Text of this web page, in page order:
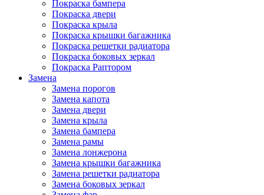
Покраска бампера
Покраска двери
Покраска крыла
Покраска крышки багажника
Покраска решетки радиатора
Покраска боковых зеркал
Покраска Раптором
Замена
Замена порогов
Замена капота
Замена двери
Замена крыла
Замена бампера
Замена рамы
Замена лонжерона
Замена крышки багажника
Замена решетки радиатора
Замена боковых зеркал